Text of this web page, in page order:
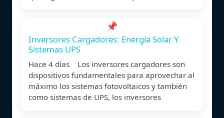
📌
Inversores Cargadores: Energía Solar Y
Sistemas UPS
Hace 4 días Los inversores cargadores son
dispositivos fundamentales para aprovechar al
máximo los sistemas fotovoltaicos y también
como sistemas de UPS, los inversores